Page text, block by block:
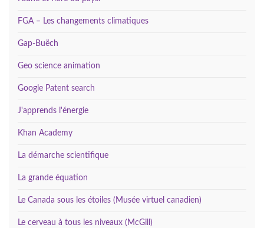
FGA – Les changements climatiques
Gap-Buëch
Geo science animation
Google Patent search
J'apprends l'énergie
Khan Academy
La démarche scientifique
La grande équation
Le Canada sous les étoiles (Musée virtuel canadien)
Le cerveau à tous les niveaux (McGill)